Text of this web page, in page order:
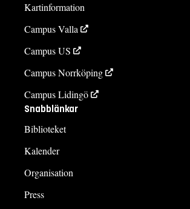
Kartinformation
Campus Valla
Campus US
Campus Norrköping
Campus Lidingö
Snabblänkar
Biblioteket
Kalender
Organisation
Press